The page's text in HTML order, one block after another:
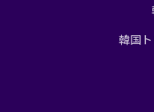
韓国